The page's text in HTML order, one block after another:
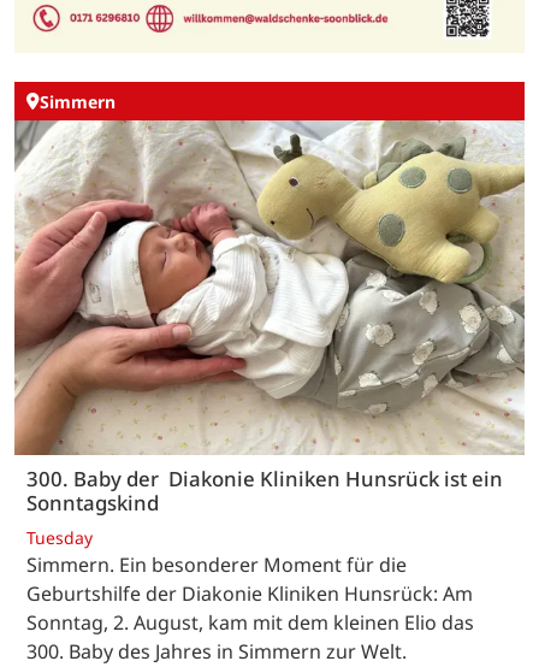
Simmern
300. Baby der Diakonie Kliniken Hunsrück ist ein
Sonntagskind
Tuesday
Simmern. Ein besonderer Moment für die
Geburtshilfe der Diakonie Kliniken Hunsrück: Am
Sonntag, 2. August, kam mit dem kleinen Elio das
300. Baby des Jahres in Simmern zur Welt.